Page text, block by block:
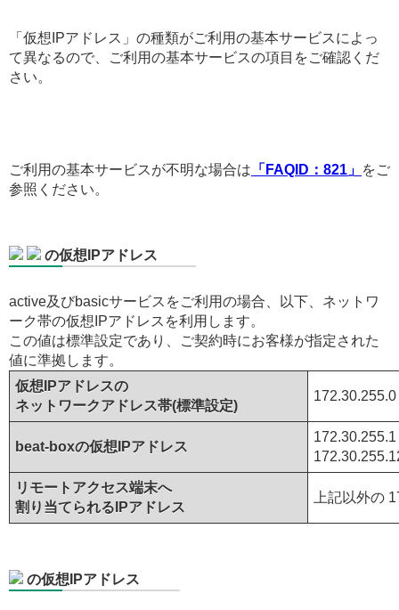
「仮想IPアドレス」の種類がご利用の基本サービスによっ
て異なるので、ご利用の基本サービスの項目をご確認くだ
さい。
ご利用の基本サービスが不明な場合は 「FAQID：821」 をご
参照ください。
の仮想IPアドレス
active及びbasicサービスをご利用の場合、以下、ネットワ
ーク帯の仮想IPアドレスを利用します。
この値は標準設定であり、ご契約時にお客様が指定された
値に準拠します。
仮想IPアドレスの
ネットワークアドレス帯(標準設定)
172.30.255.0
beat-boxの仮想IPアドレス
172.30.255.1
リモートアクセス端末へ
割り当てられるIPアドレス
上記以外の
の仮想IPアドレス